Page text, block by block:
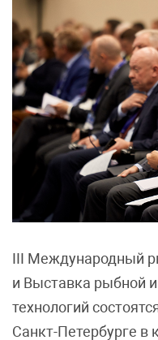
III Международный
и Выставка рыбной
технологий
Санкт-Петербурге в